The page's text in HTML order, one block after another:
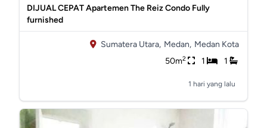
DIJUAL CEPAT Apartemen The Reiz Condo Fully
furnished
Sumatera Utara, Medan, Medan Kota
50m2 1 1
1 hari yang lalu